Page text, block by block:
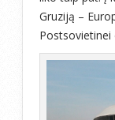
Gruziją –
Postsovietinei